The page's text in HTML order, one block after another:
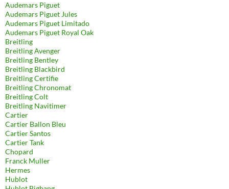
Audemars Piguet
Audemars Piguet Jules
Audemars Piguet Limitado
Audemars Piguet Royal Oak
Breitling
Breitling Avenger
Breitling Bentley
Breitling Blackbird
Breitling Certifie
Breitling Chronomat
Breitling Colt
Breitling Navitimer
Cartier
Cartier Ballon Bleu
Cartier Santos
Cartier Tank
Chopard
Franck Muller
Hermes
Hublot